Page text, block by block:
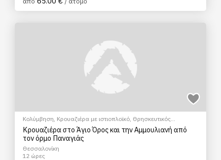
Κολύμβηση, Κρουαζιέρα με ιστιοπλοϊκό, Θρησκευτικός
Τουρισμός
Κρουαζιέρα στο Άγιο Όρος και την Αμμουλιανή από
τον όρμο Παναγιάς
Θεσσαλονίκη
12 ώρες